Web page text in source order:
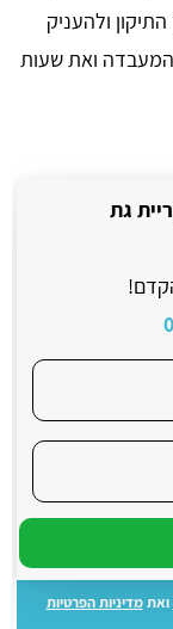
ולהעניק
המעבדה ואת שעות
גת
ואתמדיניות הפרטיות